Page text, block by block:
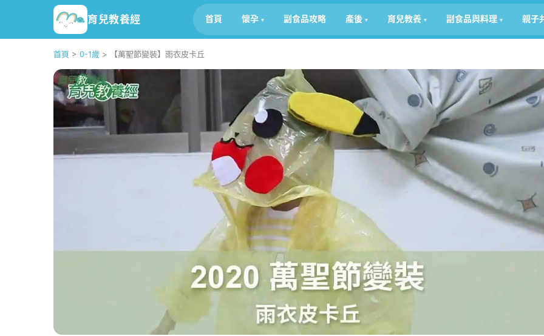
育兒教養經 首頁 懷孕 副食品攻略 產後 育兒教養 副食品與料理 親子
首頁 > 0-1歲 > 【萬聖節變裝】雨衣皮卡丘